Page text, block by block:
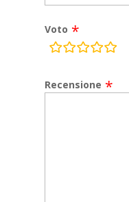
Voto
rating
Recensione